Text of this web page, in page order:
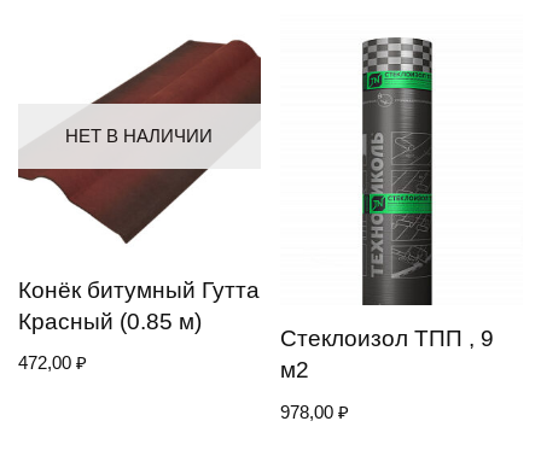
НЕТ В НАЛИЧИИ
Конёк битумный Гутта
Красный (0.85 м)
472,00 ₽
Стеклоизол ТПП , 9
м2
978,00₽